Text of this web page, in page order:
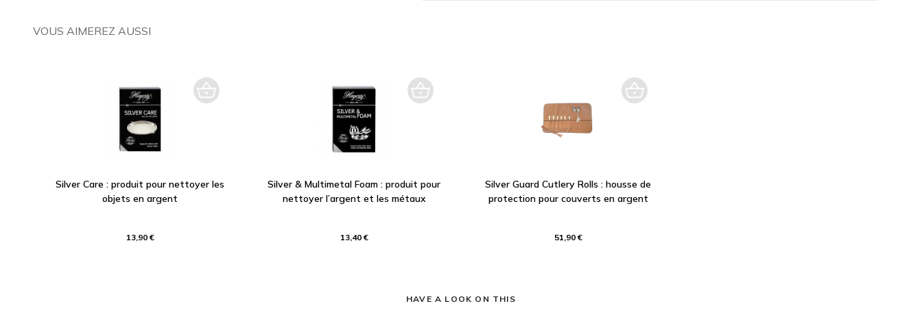
VOUS AIMEREZ AUSSI
Silver Care : produit pour nettoyer les
objets en argent
13,90 €
Silver & Multimetal Foam : produit pour
nettoyer l’argent et les métaux
13,40 €
Silver Guard Cutlery Rolls : housse de
protection pour couverts en argent
51,90 €
HAVE A LOOK ON THIS